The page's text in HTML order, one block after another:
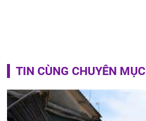
TIN CÙNG CHUYÊN MỤC